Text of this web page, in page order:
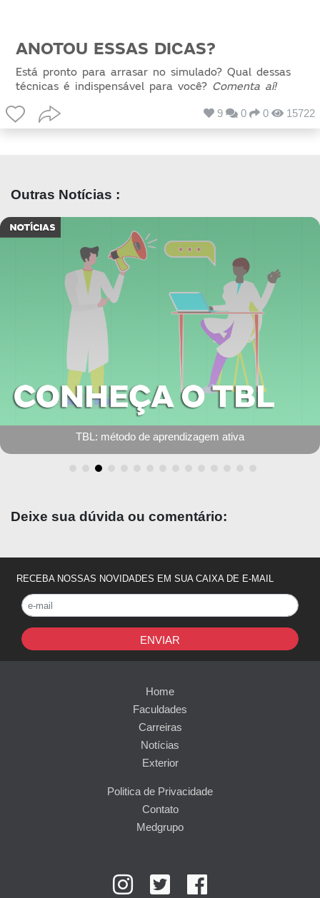
ANOTOU ESSAS DICAS?
Está pronto para arrasar no simulado? Qual dessas
técnicas é indispensável para você? Comenta aí!
9 0 0 15722
Outras Notícias :
Deixe sua dúvida ou comentário:
RECEBA NOSSAS NOVIDADES EM SUA CAIXA DE E-MAIL
ENVIAR
Home
Faculdades
Carreiras
Notícias
Exterior
Politica de Privacidade
Contato
Medgrupo